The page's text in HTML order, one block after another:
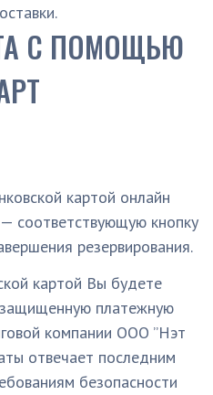
С ПОМОЩЬЮ
картой онлайн
соответствующую кнопку
резервирования.
картой Вы будете
платежную
компании ООО ”Нэт
отвечает последним
безопасности